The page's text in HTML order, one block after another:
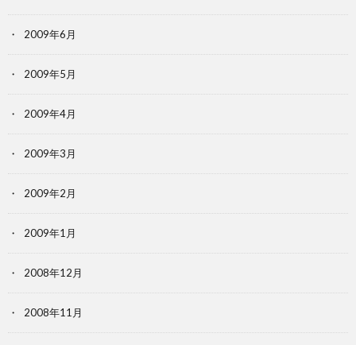
2009年6月
2009年5月
2009年4月
2009年3月
2009年2月
2009年1月
2008年12月
2008年11月